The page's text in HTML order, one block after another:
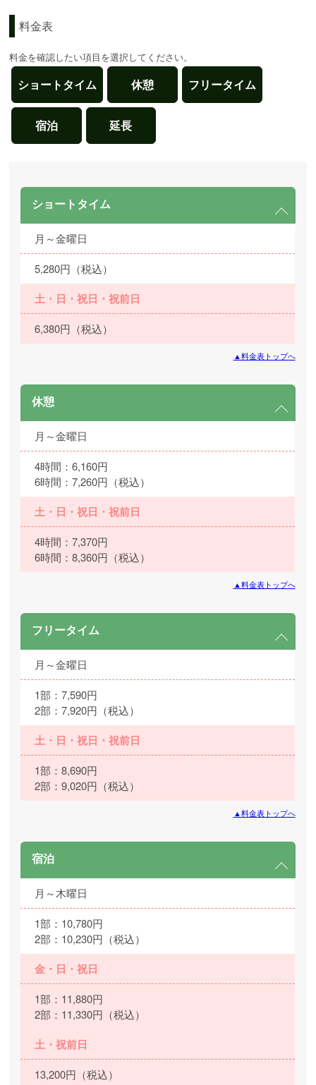
料金表
料金を確認したい項目を選択してください。
ショートタイム 休憩 フリータイム
宿泊 延長
ショートタイム
月～金曜日
5,280円（税込）
土・日・祝日・祝前日
6,380円（税込）
▲料金表トップへ
休憩
月～金曜日
4時間：6,160円
6時間：7,260円（税込）
土・日・祝日・祝前日
4時間：7,370円
6時間：8,360円（税込）
▲料金表トップへ
フリータイム
月～金曜日
1部：7,590円
2部：7,920円（税込）
土・日・祝日・祝前日
1部：8,690円
2部：9,020円（税込）
▲料金表トップへ
宿泊
月～木曜日
1部：10,780円
2部：10,230円（税込）
金・日・祝日
1部：11,880円
2部：11,330円（税込）
土・祝前日
13,200円（税込）